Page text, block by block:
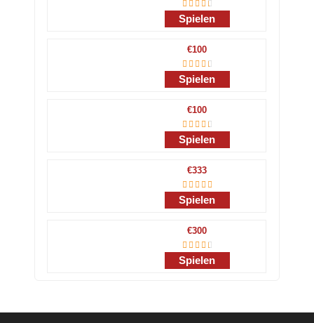
Spielen
€100
Spielen
€100
Spielen
€333
Spielen
€300
Spielen